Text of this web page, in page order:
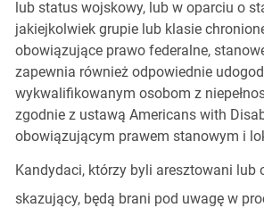
lub status wojskowy, lub w oparciu o
jakiejkolwiek grupie lub klasie
obowiązujące prawo federalne,
zapewnia również odpowiednie
wykwalifikowanym osobom z
zgodnie z ustawą Americans with
obowiązującym prawem stanowym i
Kandydaci, którzy byli aresztowani lub
skazujący, będą brani pod uwagę w